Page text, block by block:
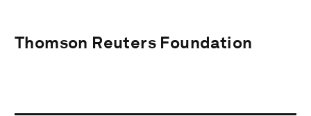
Thomson Reuters Foundation